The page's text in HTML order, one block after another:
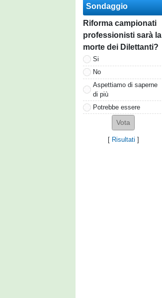
Sondaggio
Riforma campionati
professionisti sarà la
morte dei Dilettanti?
Si
No
Aspettiamo di saperne
di più
Potrebbe essere
[ Risultati ]